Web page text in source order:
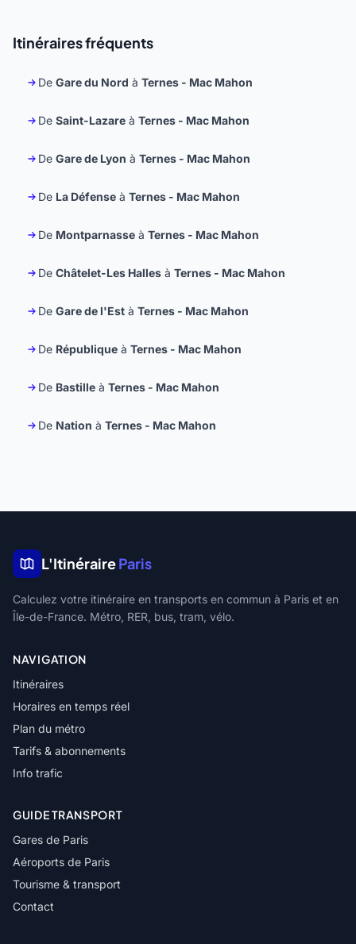
Itinéraires fréquents
De Gare du Nord à Ternes - Mac Mahon
De Saint-Lazare à Ternes - Mac Mahon
De Gare de Lyon à Ternes - Mac Mahon
De La Défense à Ternes - Mac Mahon
De Montparnasse à Ternes - Mac Mahon
De Châtelet-Les Halles à Ternes - Mac Mahon
De Gare de l'Est à Ternes - Mac Mahon
De République à Ternes - Mac Mahon
De Bastille à Ternes - Mac Mahon
De Nation à Ternes - Mac Mahon
L'ItinéraireParis
Calculez votre itinéraire en transports en commun à Paris et en
Île-de-France. Métro, RER, bus, tram, vélo.
NAVIGATION
Itinéraires
Horaires en temps réel
Plan du métro
Tarifs & abonnements
Info trafic
GUIDE TRANSPORT
Gares de Paris
Aéroports de Paris
Tourisme & transport
Contact